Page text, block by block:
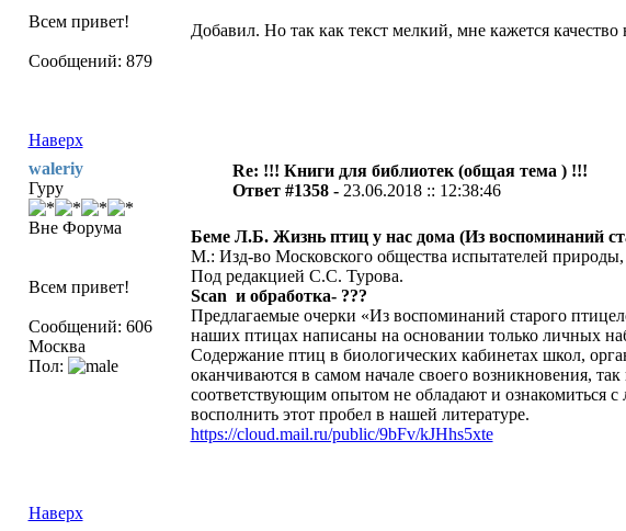
Всем привет!
Сообщений: 879
Добавил. Но так как текст мелкий, мне кажется качество
Наверх
waleriy
Гуру
Вне Форума
Всем привет!
Сообщений: 606
Москва
Пол:
Re: !!! Книги для библиотек (общая тема ) !!!
Ответ #1358 - 23.06.2018 :: 12:38:46
Беме Л.Б. Жизнь птиц у нас дома (Из воспоминаний
М.: Изд-во Московского общества испытателей
Под редакцией С.С. Турова.
Scan и обработка- ???
Предлагаемые очерки «Из воспоминаний старого
наших птицах написаны на основании только личных
Содержание птиц в биологических кабинетах школ,
оканчиваются в самом начале своего возникновения,
соответствующим опытом не обладают и ознакомиться с
восполнить этот пробел в нашей литературе.
https://cloud.mail.ru/public/9bFv/kJHhs5xte
Наверх